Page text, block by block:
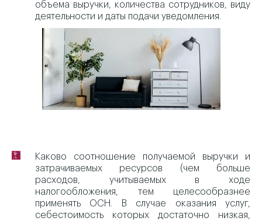
объема выручки, количества сотрудников, виду
деятельности и даты подачи уведомления.
Каково соотношение получаемой выручки и
затрачиваемых ресурсов (чем больше
расходов, учитываемых в ходе
налогообложения, тем целесообразнее
применять ОСН. В случае оказания услуг,
себестоимость которых достаточно низкая,